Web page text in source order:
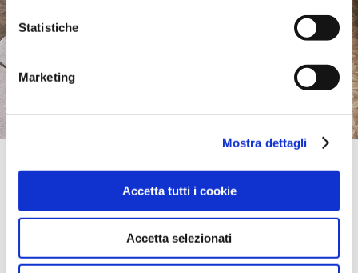
Statistiche
Marketing
Mostra dettagli
Accetta tutti i cookie
Accetta selezionati
VIA SAN ROCCO, 61,
80016, MARANO DI NAPOLI, NA, Italia
portami qui